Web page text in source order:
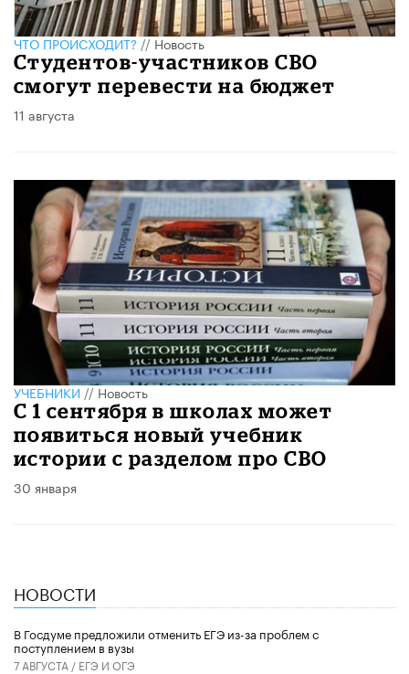
ЧТО ПРОИСХОДИТ?//Новость
Студентов-участников СВО
смогут перевести на бюджет
11 августа
УЧЕБНИКИ//Новость
С 1 сентября в школах может
появиться новый учебник
истории с разделом про СВО
30 января
НОВОСТИ
В Госдуме предложили отменить ЕГЭ из-за проблем с
поступлением в вузы
7 АВГУСТА / ЕГЭ И ОГЭ